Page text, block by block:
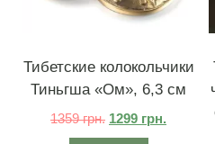
Тибетские колокольчики
Тиньгша «Ом», 6,3 см
1359грн. 1299 грн.